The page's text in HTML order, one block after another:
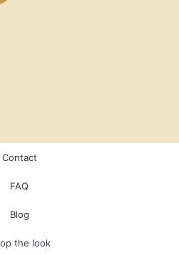
Contact
FAQ
Blog
the look